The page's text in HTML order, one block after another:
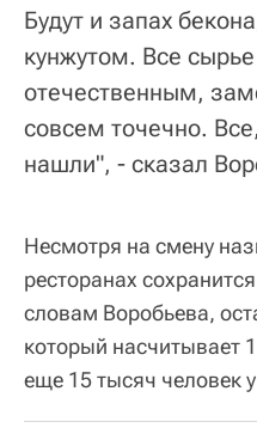
Будут и запах
кунжутом. Все
отечественным,
совсем точечно.
нашли", - сказал
Несмотря на смену
ресторанах
словам Воробьева,
который насчитывает
еще 15 тысяч человек